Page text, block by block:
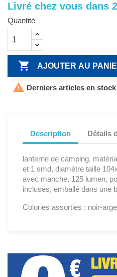
Livré chez vous dans
Quantité
 AJOUTER AU
 Derniers articles en stock
Description Détails
lanterne de camping,
et 1 smd, diamètre taille
avec manche, 125 lumen,
incluses, emballé dans une
Colories assorties : noir-